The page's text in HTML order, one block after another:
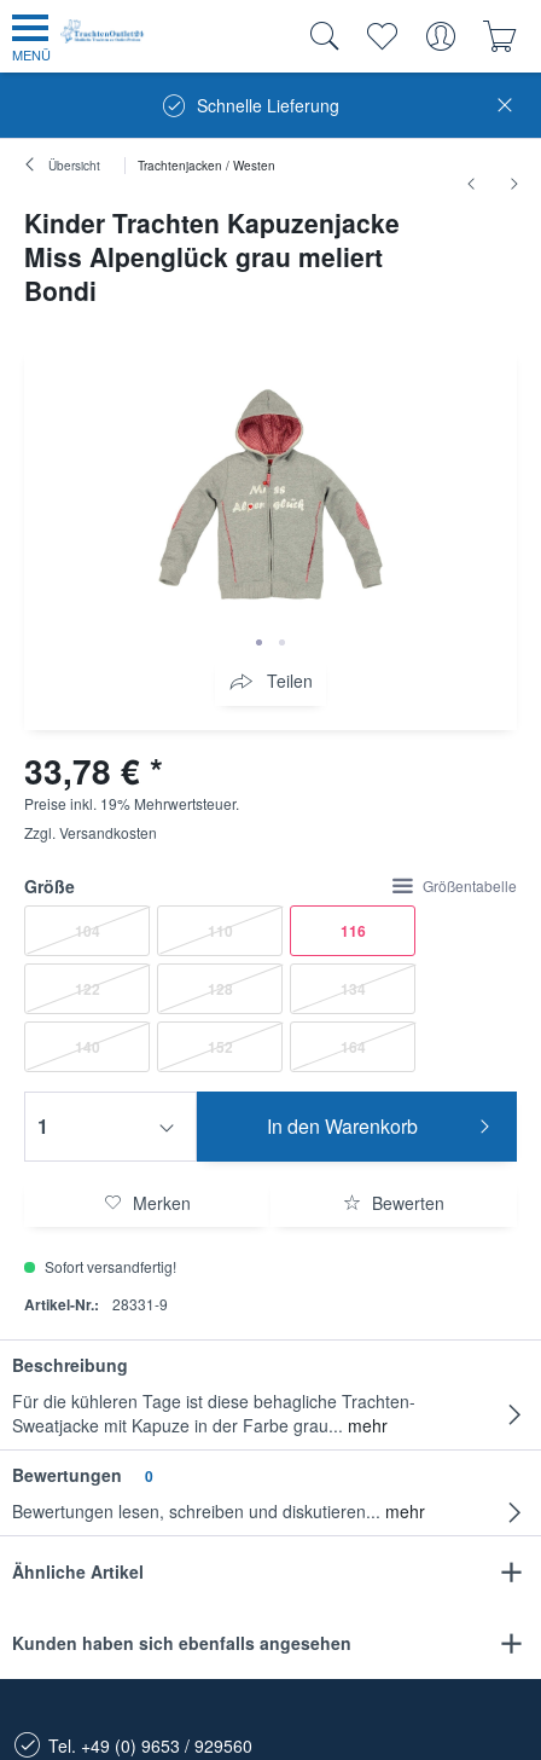
MENÜ
Schnelle Lieferung
Übersicht Trachtenjacken / Westen
Kinder Trachten Kapuzenjacke
Miss Alpenglück grau meliert
Bondi
Teilen
33,78 € *
Preise inkl. 19% Mehrwertsteuer.
Zzgl. Versandkosten
Größe Größentabelle
104 110 116
122 128 134
140 152 164
In den Warenkorb
Merken Bewerten
Sofort versandfertig!
Artikel-Nr.: 28331-9
Beschreibung
Für die kühleren Tage ist diese behagliche Trachten-
Sweatjacke mit Kapuze in der Farbe grau... mehr
Bewertungen 0
Bewertungen lesen, schreiben und diskutieren... mehr
Ähnliche Artikel
Kunden haben sich ebenfalls angesehen
Tel. +49 (0) 9653 / 929560